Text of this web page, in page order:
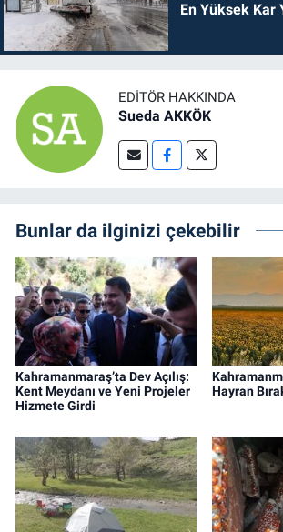
En Yüksek Kar
EDITÖR HAKKINDA
Sueda AKKÖK
Bunlar da ilginizi çekebilir
Kahramanmaraş’ta Dev Açılış:
Kent Meydanı ve Yeni Projeler
Hizmete Girdi
Hayran